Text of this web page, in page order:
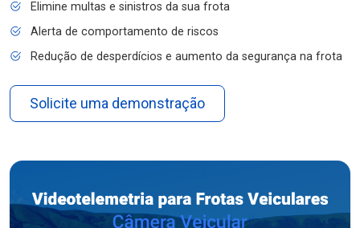
Elimine multas e sinistros da sua frota
Alerta de comportamento de riscos
Redução de desperdícios e aumento da segurança na frota
Solicite uma demonstração